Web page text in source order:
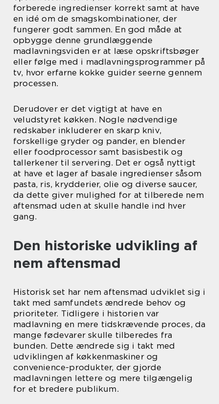
forberede ingredienser korrekt samt at have
en idé om de smagskombinationer, der
fungerer godt sammen. En god måde at
opbygge denne grundlæggende
madlavningsviden er at læse opskriftsbøger
eller følge med i madlavningsprogrammer på
tv, hvor erfarne kokke guider seerne gennem
processen.
Derudover er det vigtigt at have en
veludstyret køkken. Nogle nødvendige
redskaber inkluderer en skarp kniv,
forskellige gryder og pander, en blender
eller foodprocessor samt basisbestik og
tallerkener til servering. Det er også nyttigt
at have et lager af basale ingredienser såsom
pasta, ris, krydderier, olie og diverse saucer,
da dette giver mulighed for at tilberede nem
aftensmad uden at skulle handle ind hver
gang.
Den historiske udvikling af
nem aftensmad
Historisk set har nem aftensmad udviklet sig i
takt med samfundets ændrede behov og
prioriteter. Tidligere i historien var
madlavning en mere tidskrævende proces, da
mange fødevarer skulle tilberedes fra
bunden. Dette ændrede sig i takt med
udviklingen af køkkenmaskiner og
convenience-produkter, der gjorde
madlavningen lettere og mere tilgængelig
for et bredere publikum.